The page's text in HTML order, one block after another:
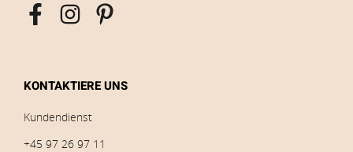
KONTAKTIERE UNS
Kundendienst
+45 97 26 97 11